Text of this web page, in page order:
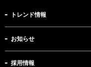
トレンド情報
お知らせ
採用情報